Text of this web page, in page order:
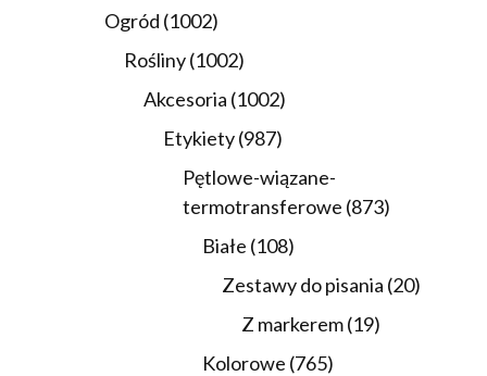
Ogród 10021002
produkty
Rośliny 10021002
produkty
Akcesoria 10021002
produkty
Etykiety 987987
produktów
Pętlowe-wiązane-
termotransferowe 873873
Białe 108108
produktów
Zestawy do pisania 2020
Z markerem 1919
Kolorowe 765765